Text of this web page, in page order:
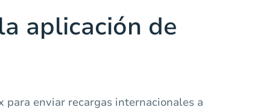
aplicación de
para enviar recargas internacionales a